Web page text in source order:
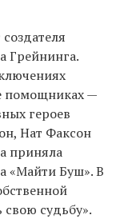
Грейнинга.
помощниках —
героев
Нат Факсон
приняла
«Майти Буш». В
судьбу».